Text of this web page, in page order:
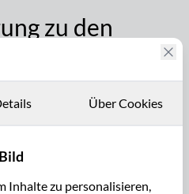
zu den
entlang an
schönen Aussichtspunkten
Über Cookies
Inhalte zu personalisieren,